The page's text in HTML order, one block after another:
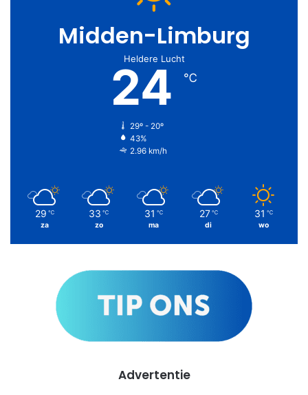
Midden-Limburg
Heldere Lucht
24 ℃
29º - 20º
43%
2.96 km/h
29 ℃
za
33 ℃
zo
31 ℃
ma
27 ℃
di
31 ℃
wo
Advertentie